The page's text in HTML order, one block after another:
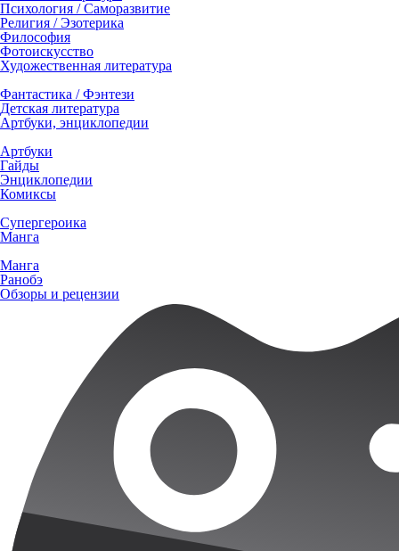
Психология / Саморазвитие
Религия / Эзотерика
Философия
Фотоискусство
Художественная литература
Фантастика / Фэнтези
Детская литература
Артбуки, энциклопедии
Артбуки
Гайды
Энциклопедии
Комиксы
Супергероика
Манга
Манга
Ранобэ
Обзоры и рецензии